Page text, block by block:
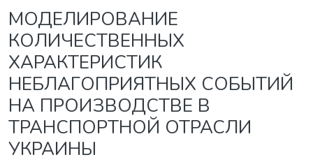
МОДЕЛИРОВАНИЕ
КОЛИЧЕСТВЕННЫХ
ХАРАКТЕРИСТИК
НЕБЛАГОПРИЯТНЫХ СОБЫТИЙ
НА ПРОИЗВОДСТВЕ В
ТРАНСПОРТНОЙ ОТРАСЛИ
УКРАИНЫ